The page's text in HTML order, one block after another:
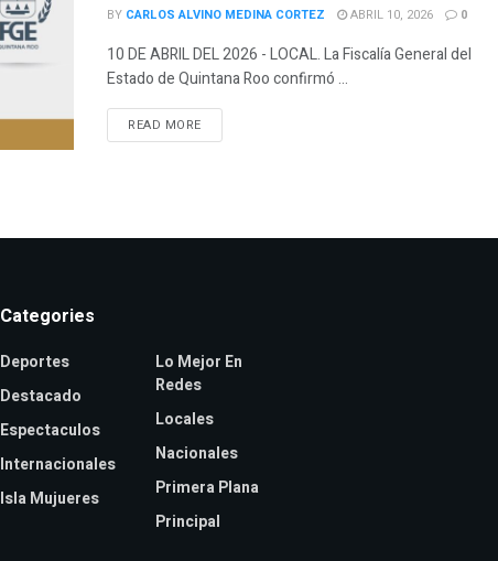
BY CARLOS ALVINO MEDINA CORTEZ ABRIL 10, 2026 0
10 DE ABRIL DEL 2026 - LOCAL. La Fiscalía General del
Estado de Quintana Roo confirmó ...
READ MORE
Categories
Deportes
Destacado
Espectaculos
Internacionales
Isla Mujueres
Lo Mejor En
Redes
Locales
Nacionales
Primera Plana
Principal